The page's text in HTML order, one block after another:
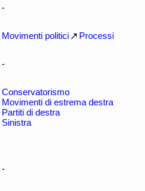
-
Movimenti politici Processi
-
Conservatorismo
Movimenti di estrema destra
Partiti di destra
Sinistra
-